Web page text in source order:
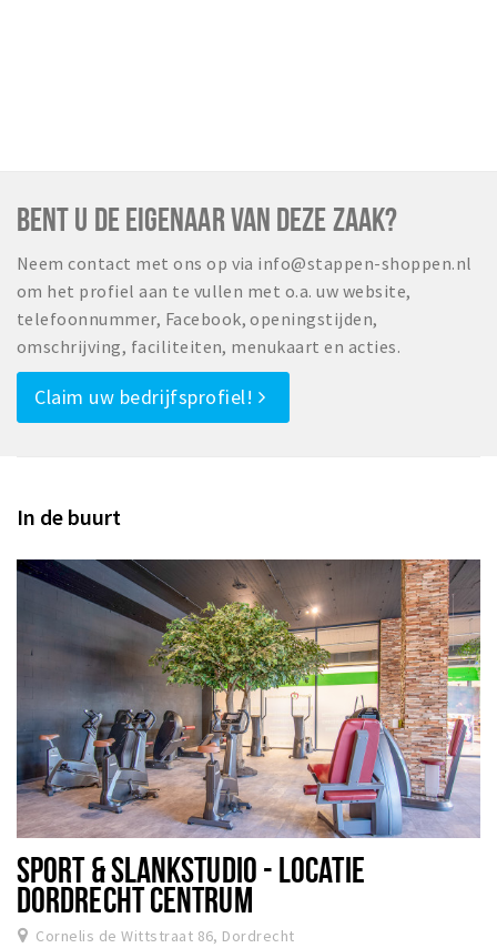
BENT U DE EIGENAAR VAN DEZE ZAAK?
Neem contact met ons op via info@stappen-shoppen.nl
om het profiel aan te vullen met o.a. uw website,
telefoonnummer, Facebook, openingstijden,
omschrijving, faciliteiten, menukaart en acties.
Claim uw bedrijfsprofiel!
In de buurt
SPORT & SLANKSTUDIO - LOCATIE
DORDRECHT CENTRUM
Cornelis de Wittstraat 86, Dordrecht